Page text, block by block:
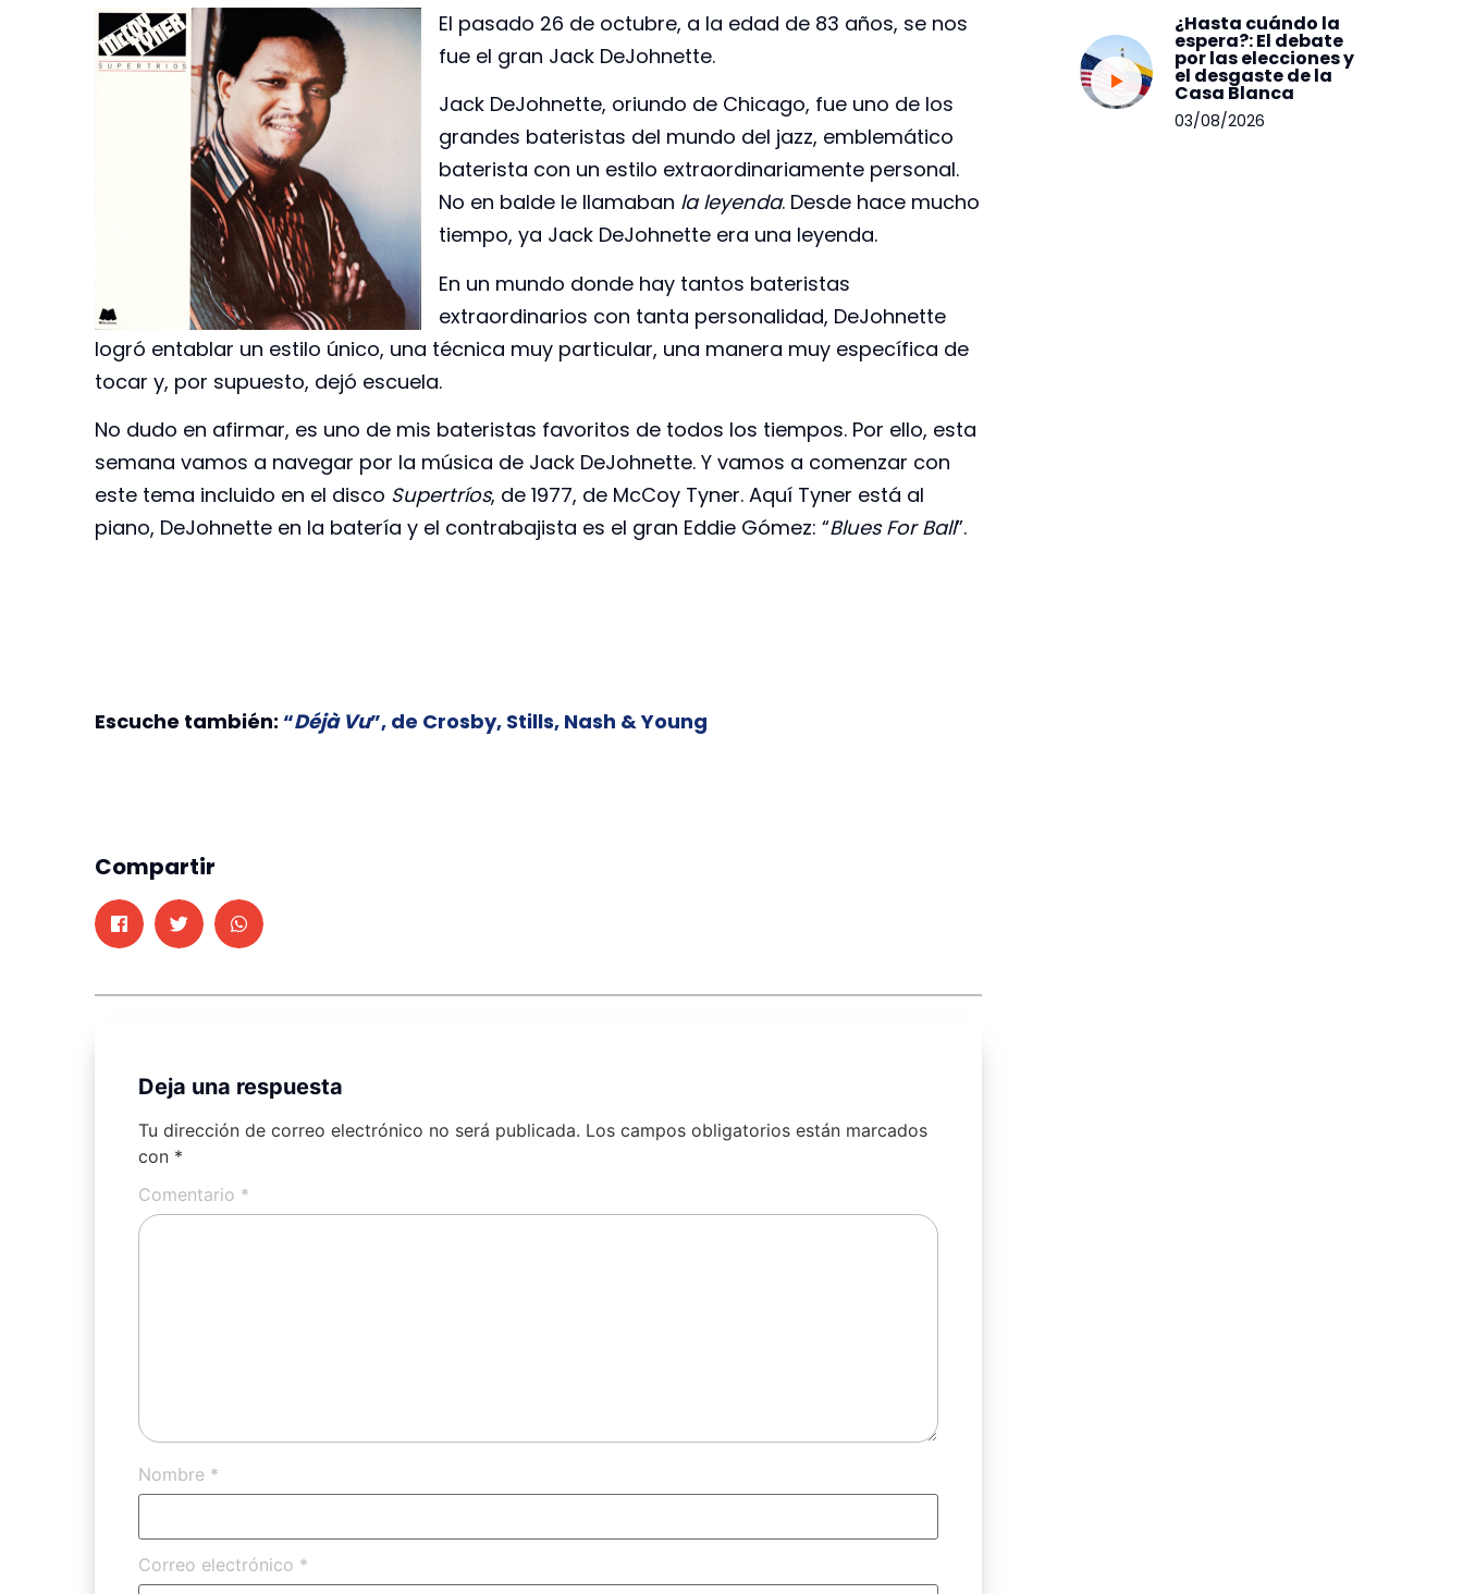
El pasado 26 de octubre, a la edad de 83 años, se nos
fue el gran Jack DeJohnette.
Jack DeJohnette, oriundo de Chicago, fue uno de los
grandes bateristas del mundo del jazz, emblemático
baterista con un estilo extraordinariamente personal.
No en balde le llamaban la leyenda. Desde hace mucho
tiempo, ya Jack DeJohnette era una leyenda.
En un mundo donde hay tantos bateristas
extraordinarios con tanta personalidad, DeJohnette
logró entablar un estilo único, una técnica muy particular, una manera muy específica de
tocar y, por supuesto, dejó escuela.
No dudo en afirmar, es uno de mis bateristas favoritos de todos los tiempos. Por ello, esta
semana vamos a navegar por la música de Jack DeJohnette. Y vamos a comenzar con
este tema incluido en el disco Supertríos, de 1977, de McCoy Tyner. Aquí Tyner está al
piano, DeJohnette en la batería y el contrabajista es el gran Eddie Gómez: “Blues For Ball”.
Escuche también: “Déjà Vu”, de Crosby, Stills, Nash & Young
Compartir
Deja una respuesta
Tu dirección de correo electrónico no será publicada. Los campos obligatorios están marcados
con *
Comentario *
Nombre *
Correo electrónico *
¿Hasta cuándo la
espera?: El debate
por las elecciones y
el desgaste de la
Casa Blanca
03/08/2026